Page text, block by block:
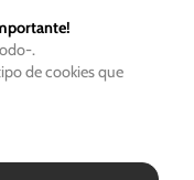
.
de cookies que